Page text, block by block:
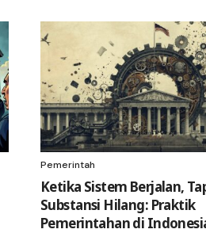
Pemerintah
Ketika Sistem Berjalan,
Substansi Hilang: Praktik
Pemerintahan di